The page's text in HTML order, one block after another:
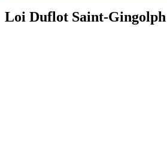
Loi Duflot Saint-Gingolph